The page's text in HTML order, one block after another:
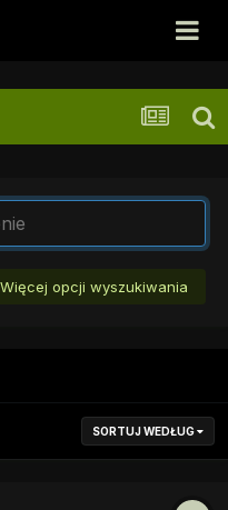
opcji wyszukiwania
SORTUJ WEDŁUG